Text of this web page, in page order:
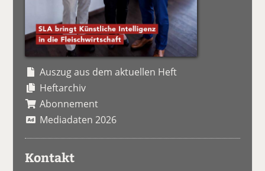
Auszug aus dem aktuellen Heft
Heftarchiv
Abonnement
Mediadaten 2026
Kontakt